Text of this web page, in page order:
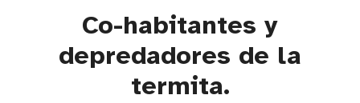
Co-habitantes y
depredadores de la
termita.